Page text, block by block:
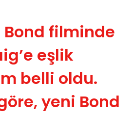
Bond filminde
eşlik
belli oldu.
yeni Bond